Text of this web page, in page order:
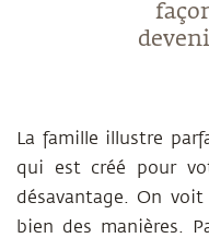
La famille illustre
qui est créé pour
désavantage. On
bien des manières.